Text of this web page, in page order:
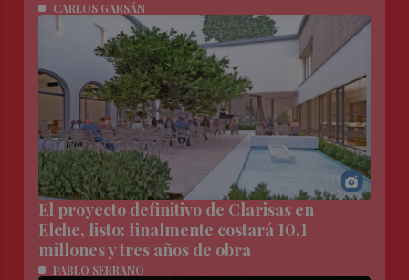
CARLOS GARSÁN
El proyecto definitivo de Clarisas en
Elche, listo: finalmente costará 10,1
millones y tres años de obra
PABLO SERRANO